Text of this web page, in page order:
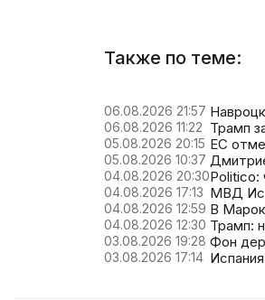
Также по теме:
06.08.2026 21:57
06.08.2026 11:22 Трамп
05.08.2026 20:15 ЕС
05.08.2026 10:37
04.08.2026 20:30Politico:
04.08.2026 17:13 МВД
04.08.2026 12:59 В
04.08.2026 12:30 Трамп:
03.08.2026 19:28 Фон дер
03.08.2026 17:14